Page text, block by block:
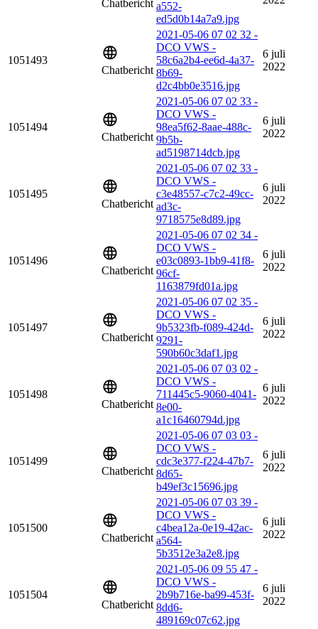
Chatbericht a552-
ed5d0b14a7a9.jpg
1051493
Chatbericht
2021-05-06 07 02 32 -
DCO VWS -
58c6a2b4-ee6d-4a37-
8b69-
d2c4bb0e3516.jpg
6 juli
2022
1051494
Chatbericht
2021-05-06 07 02 33 -
DCO VWS -
98ea5f62-8aae-488c-
9b5b-
ad5198714dcb.jpg
6 juli
2022
1051495
Chatbericht
2021-05-06 07 02 33 -
DCO VWS -
c3e48557-c7c2-49cc-
ad3c-
9718575e8d89.jpg
6 juli
2022
1051496
Chatbericht
2021-05-06 07 02 34 -
DCO VWS -
e03c0893-1bb9-41f8-
96cf-
1163879fd01a.jpg
6 juli
2022
1051497
Chatbericht
2021-05-06 07 02 35 -
DCO VWS -
9b5323fb-f089-424d-
9291-
590b60c3daf1.jpg
6 juli
2022
1051498
Chatbericht
2021-05-06 07 03 02 -
DCO VWS -
711445c5-9060-4041-
8e00-
a1c16460794d.jpg
6 juli
2022
1051499
Chatbericht
2021-05-06 07 03 03 -
DCO VWS -
cdc3e377-f224-47b7-
8d65-
b49ef3c15696.jpg
6 juli
2022
1051500
Chatbericht
2021-05-06 07 03 39 -
DCO VWS -
c4bea12a-0e19-42ac-
a564-
5b3512e3a2e8.jpg
6 juli
2022
1051504
Chatbericht
2021-05-06 09 55 47 -
DCO VWS -
2b9b716e-ba99-453f-
8dd6-
489169c07c62.jpg
6 juli
2022